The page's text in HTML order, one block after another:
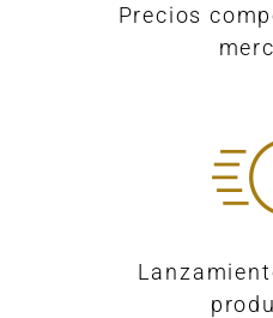
Precios